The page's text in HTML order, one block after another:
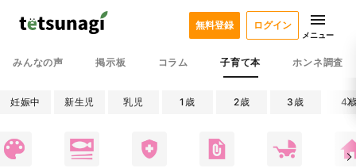
みんなの声 掲示板 コラム 子育て本 ホンネ調査
無料登録 ログイン
メニュー
妊娠中 新生児 乳児 1歳 2歳 3歳 4